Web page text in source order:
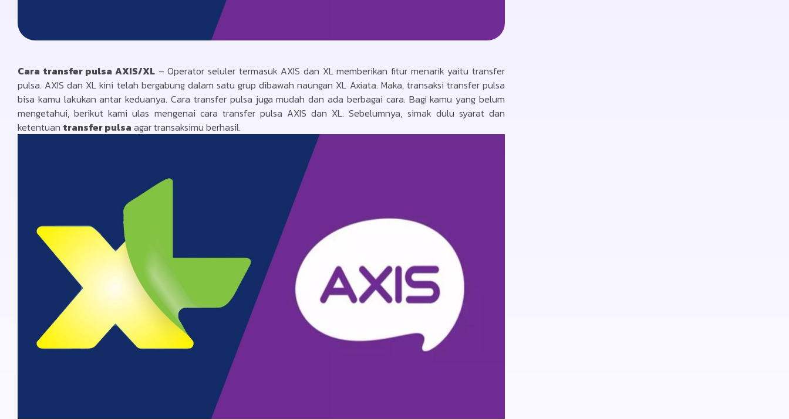
Cara transfer pulsa AXIS/XL – Operator seluler termasuk AXIS dan XL memberikan fitur menarik yaitu transfer
pulsa. AXIS dan XL kini telah bergabung dalam satu grup dibawah naungan XL Axiata. Maka, transaksi transfer pulsa
bisa kamu lakukan antar keduanya. Cara transfer pulsa juga mudah dan ada berbagai cara. Bagi kamu yang belum
mengetahui, berikut kami ulas mengenai cara transfer pulsa AXIS dan XL. Sebelumnya, simak dulu syarat dan
ketentuan transfer pulsa agar transaksimu berhasil.